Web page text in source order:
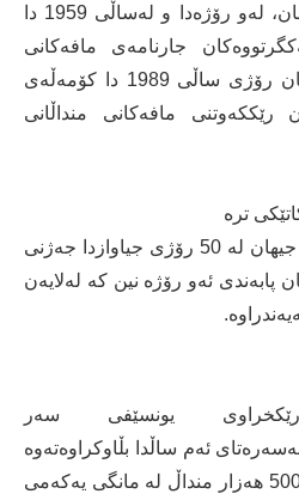
منداڵانە لەسەرتاسەری جیهان، لەو رۆژەدا و لەساڵی 1959 دا
جارنامەی مافەكانی
منداڵانی راگەیاند، و لەهەمان رۆژی ساڵی 1989 دا كۆمەڵەی
رێككەوتنی مافەكانی منداڵانی
ترە
بەشێوەیەكی گشتی وڵاتانی جیهان لە 50 رۆژی جیاوازدا جەژنی
پابەندی ئەو رۆژە نین كە لەلایەن
یونسێفی سەر
ئەم ساڵدا بڵاوكراوەتەوە
لەساڵی 2018 دا 2ملیۆن و 500 هەزار منداڵ لە مانگی یەكەمی